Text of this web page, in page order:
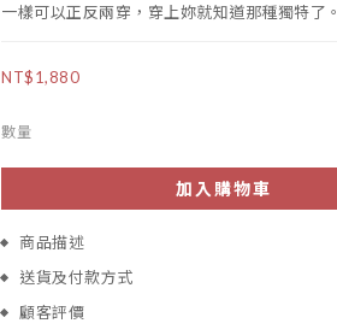
一樣可以正反兩穿，穿上妳就知道那種獨特了。
NT$1,880
數量
加入購物車
商品描述
送貨及付款方式
顧客評價